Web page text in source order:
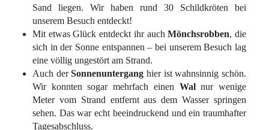
Sand liegen. Wir haben rund 30 Schildkröten bei
unserem Besuch entdeckt!
Mit etwas Glück entdeckt ihr auchMönchsrobben, die
sich in der Sonne entspannen – bei unserem Besuch lag
eine völlig ungestört am Strand.
Auch derSonnenuntergang hier ist wahnsinnig schön.
Wir konnten sogar mehrfach einen Walnur wenige
Meter vom Strand entfernt aus dem Wasser springen
sehen. Das war echt beeindruckend und ein traumhafter
Tagesabschluss.